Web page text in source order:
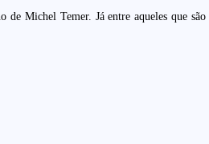
de Michel Temer. Já entre aqueles que